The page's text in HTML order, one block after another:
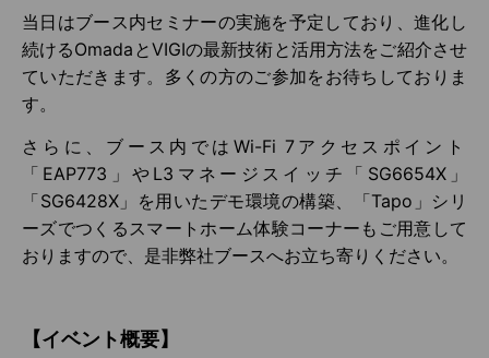
当日はブース内セミナーの実施を予定しており、進化し
続けるOmadaとVIGIの最新技術と活用方法をご紹介させ
ていただきます。多くの方のご参加をお待ちしておりま
す。
さらに、ブース内ではWi-Fi 7アクセスポイント
「EAP773」やL3マネージスイッチ「SG6654X」
「SG6428X」を用いたデモ環境の構築、「Tapo」シリ
ーズでつくるスマートホーム体験コーナーもご用意して
おりますので、是非弊社ブースへお立ち寄りください。
【イベント概要】